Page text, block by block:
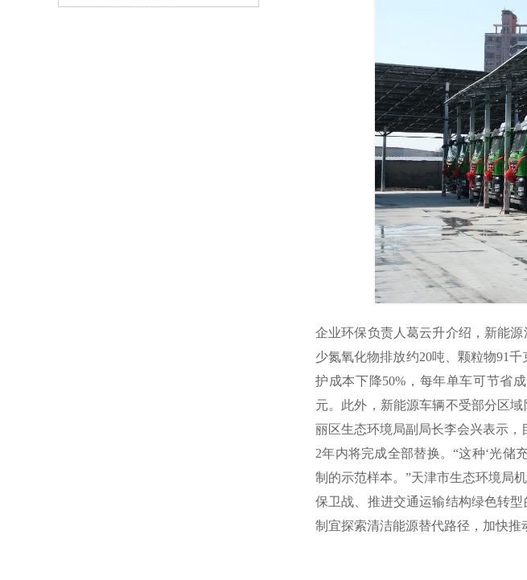
企业环保负责人葛云升介绍，新能
少氮氧化物排放约20吨、颗粒物91
护成本下降50%，每年单车可节省
元。此外，新能源车辆不受部分区
丽区生态环境局副局长李会兴表示，
2年内将完成全部替换。“这种‘光储
制的示范样本。”天津市生态环境局
保卫战、推进交通运输结构绿色转
制宜探索清洁能源替代路径，加快推